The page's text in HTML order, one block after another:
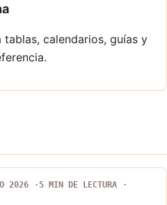
tablas, calendarios, guías y
2026
5 MIN DE LECTURA